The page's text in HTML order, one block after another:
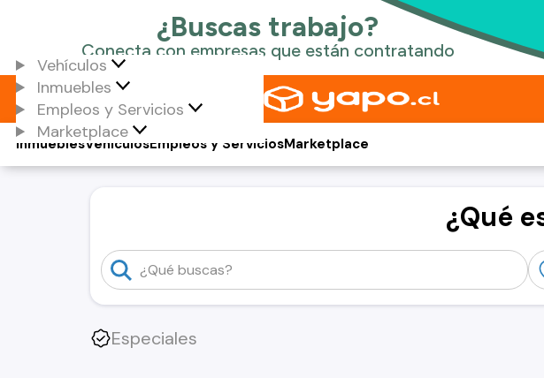
Vehículos
Inmuebles
Empleos y Servicios
Marketplace
Vehículos
Inmuebles Empleos y ServiciosMarketplace
¿Qué
Especiales